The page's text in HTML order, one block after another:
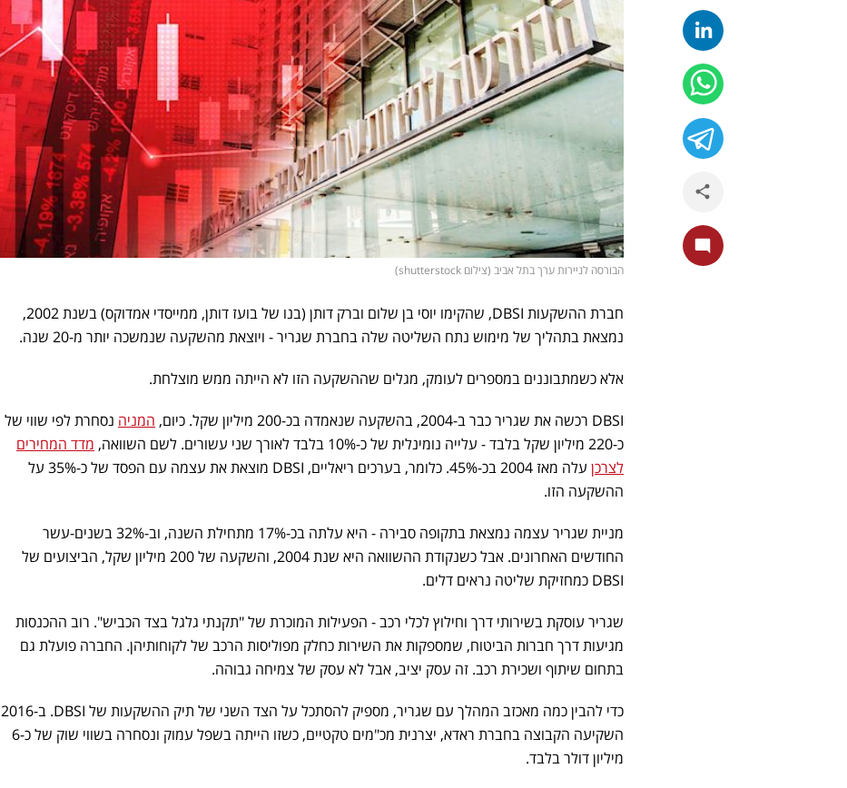
הבורסה לניירות ערך בתל אביב (צילום shutterstock)
חברת ההשקעות DBSI, שהקימו יוסי בן שלום וברק דותן (בנו של בועז דותן, ממייסדי אמדוקס) בשנת 2002,
נמצאת בתהליך של מימוש נתח השליטה שלה בחברת שגריר - ויוצאת מהשקעה שנמשכה יותר מ-20 שנה.
אלא כשמתבוננים במספרים לעומק, מגלים שההשקעה הזו לא הייתה ממש מוצלחת.
DBSI רכשה את שגריר כבר ב-2004, בהשקעה שנאמדה בכ-200 מיליון שקל. כיום, המניה נסחרת לפי שווי של
כ-220 מיליון שקל בלבד - עלייה נומינלית של כ-10% בלבד לאורך שני עשורים. לשם השוואה,
מדד המחירים
לצרכן
עלה מאז 2004 בכ-45%. כלומר, בערכים ריאליים, DBSI מוצאת את עצמה עם הפסד של כ-35% על
ההשקעה הזו.
מניית שגריר עצמה נמצאת בתקופה סבירה - היא עלתה בכ-17% מתחילת השנה, וב-32% בשנים-עשר
החודשים האחרונים. אבל כשנקודת ההשוואה היא שנת 2004, והשקעה של 200 מיליון שקל, הביצועים של
DBSI כמחזיקת שליטה נראים דלים.
שגריר עוסקת בשירותי דרך וחילוץ לכלי רכב - הפעילות המוכרת של "תקנתי גלגל בצד הכביש". רוב ההכנסות
מגיעות דרך חברות הביטוח, שמספקות את השירות כחלק מפוליסות הרכב של לקוחותיהן. החברה פועלת גם
בתחום שיתוף ושכירת רכב. זה עסק יציב, אבל לא עסק של צמיחה גבוהה.
כדי להבין כמה מאכזב המהלך עם שגריר, מספיק להסתכל על הצד השני של תיק ההשקעות של DBSI. ב-2016
השקיעה הקבוצה בחברת ראדא, יצרנית מכ"מים טקטיים, כשזו הייתה בשפל עמוק ונסחרה בשווי שוק של כ-6
מיליון דולר בלבד.